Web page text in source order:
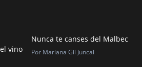
vino
Nunca te canses del Malbec
Por Mariana Gil Juncal